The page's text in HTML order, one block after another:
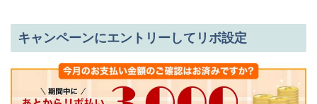
キャンペーンにエントリーしてリボ設定